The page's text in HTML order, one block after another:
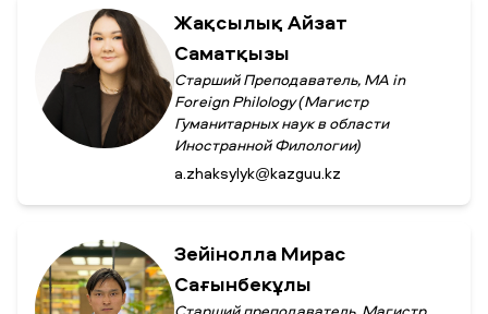
Жақсылық Айзат
Саматқызы
Старший Преподаватель, MA in
Foreign Philology (Магистр
Гуманитарных наук в области
Иностранной Филологии)
a.zhaksylyk@kazguu.kz
Зейінолла Мирас
Сағынбекұлы